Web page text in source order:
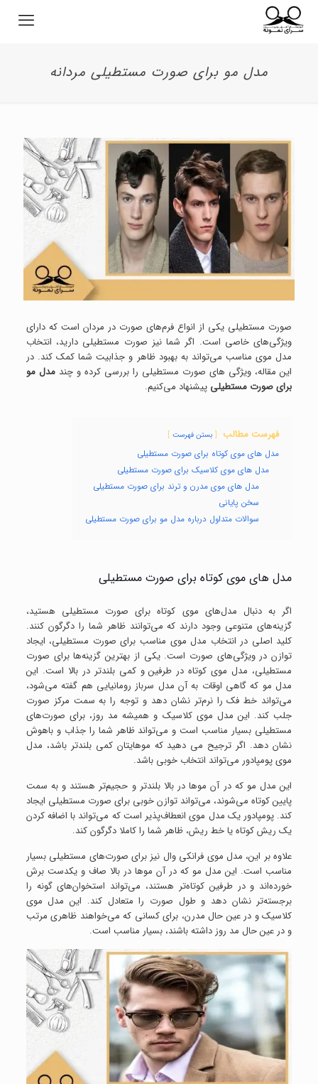
مدل مو برای صورت مستطیلی مردانه
صورت مستطیلی یکی از انواع فرم‌های صورت در مردان است که دارای
ویژگی‌های خاصی است. اگر شما نیز صورت مستطیلی دارید، انتخاب
مدل موی مناسب می‌تواند به بهبود ظاهر و جذابیت شما کمک کند. در
این مقاله، ویژگی های صورت مستطیلی را بررسی کرده و چندمدل مو
برای صورت مستطیلی پیشنهاد می‌کنیم.
فهرست مطالب بستن فهرست
مدل های موی کوتاه برای صورت مستطیلی
مدل های موی کلاسیک برای صورت مستطیلی
مدل های موی مدرن و ترند برای صورت مستطیلی
سخن پایانی
سوالات متداول درباره مدل مو برای صورت مستطیلی
مدل های موی کوتاه برای صورت مستطیلی
اگر به دنبال مدل‌های موی کوتاه برای صورت مستطیلی هستید،
گزینه‌های متنوعی وجود دارند که می‌توانند ظاهر شما را دگرگون کنند.
کلید اصلی در انتخاب مدل موی مناسب برای صورت مستطیلی، ایجاد
توازن در ویژگی‌های صورت است. یکی از بهترین گزینه‌ها برای صورت
مستطیلی، مدل موی کوتاه در طرفین و کمی بلندتر در بالا است. این
مدل مو که گاهی اوقات به آن مدل سرباز رومانیایی هم گفته می‌شود،
می‌تواند خط فک را نرم‌تر نشان دهد و توجه را به سمت مرکز صورت
جلب کند. این مدل موی کلاسیک و همیشه مد روز، برای صورت‌های
مستطیلی بسیار مناسب است و می‌تواند ظاهر شما را جذاب و باهوش
نشان دهد. اگر ترجیح می دهید که موهایتان کمی بلندتر باشد، مدل
موی پومپادور می‌تواند انتخاب خوبی باشد.
این مدل مو که در آن موها در بالا بلندتر و حجیم‌تر هستند و به سمت
پایین کوتاه می‌شوند، می‌تواند توازن خوبی برای صورت مستطیلی ایجاد
کند. پومپادور یک مدل موی انعطاف‌پذیر است که می‌تواند با اضافه کردن
یک ریش کوتاه یا خط ریش، ظاهر شما را کاملا دگرگون کند.
علاوه بر این، مدل موی فرانکی وال نیز برای صورت‌های مستطیلی بسیار
مناسب است. این مدل مو که در آن موها در بالا صاف و یکدست برش
خورده‌اند و در طرفین کوتاه‌تر هستند، می‌تواند استخوان‌های گونه را
برجسته‌تر نشان دهد و طول صورت را متعادل کند. این مدل موی
کلاسیک و در عین حال مدرن، برای کسانی که می‌خواهند ظاهری مرتب
و در عین حال مد روز داشته باشند، بسیار مناسب است.